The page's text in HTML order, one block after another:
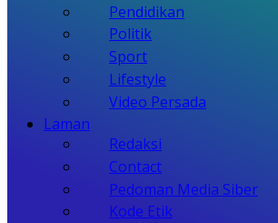
Pendidikan
Politik
Sport
Lifestyle
Video Persada
Laman
Redaksi
Contact
Pedoman Media Siber
Kode Etik